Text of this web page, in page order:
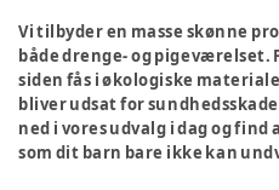
Vi tilbyder en masse skønne
både drenge- og pigeværelset.
siden fås i økologiske
bliver udsat for
ned i vores udvalg i dag og
som dit barn bare ikke kan